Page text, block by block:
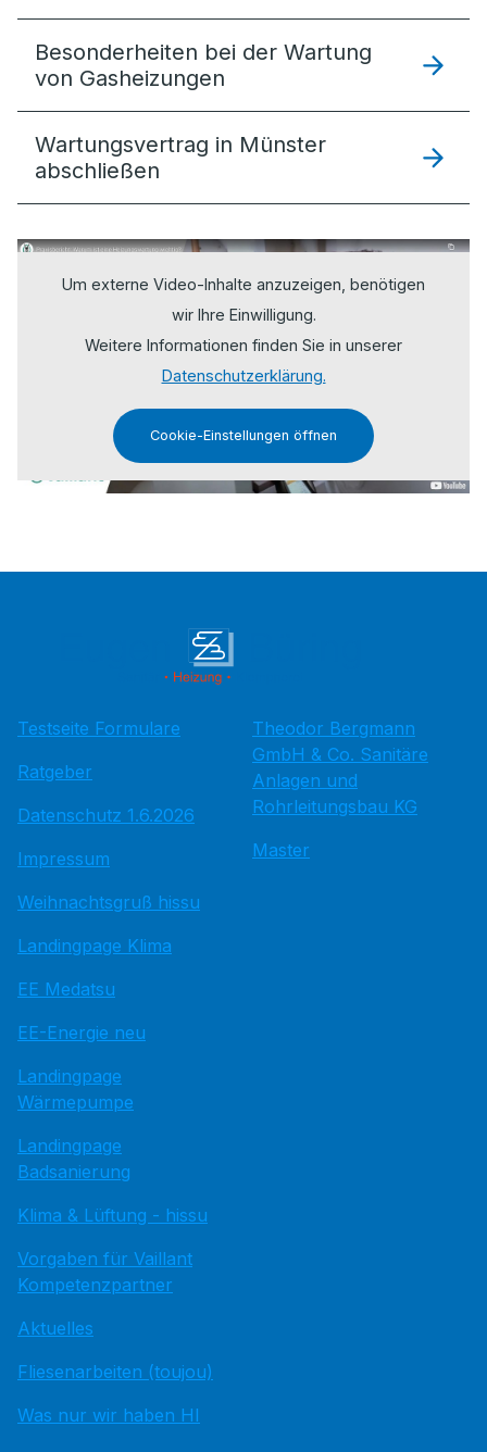
Besonderheiten bei der Wartung
von Gasheizungen
Wartungsvertrag in Münster
abschließen
Um externe Video-Inhalte anzuzeigen, benötigen
wir Ihre Einwilligung.
Weitere Informationen finden Sie in unserer
Datenschutzerklärung.
Cookie-Einstellungen öffnen
Testseite Formulare
Ratgeber
Datenschutz 1.6.2026
Impressum
Weihnachtsgruß hissu
Landingpage Klima
EE Medatsu
EE-Energie neu
Landingpage
Wärmepumpe
Landingpage
Badsanierung
Klima & Lüftung - hissu
Vorgaben für Vaillant
Kompetenzpartner
Aktuelles
Fliesenarbeiten (toujou)
Was nur wir haben HI
Theodor Bergmann
GmbH & Co. Sanitäre
Anlagen und
Rohrleitungsbau KG
Master